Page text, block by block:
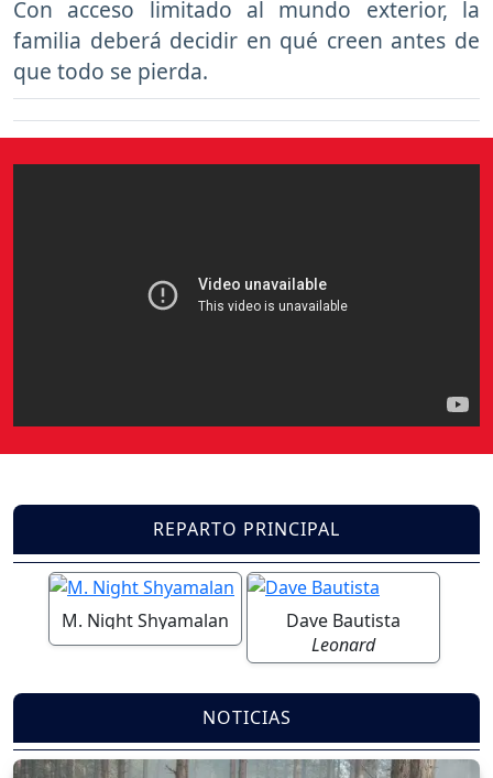
Con acceso limitado al mundo exterior, la
familia deberá decidir en qué creen antes de
que todo se pierda.
REPARTO PRINCIPAL
M. Night Shyamalan
Dave Bautista
Leonard
NOTICIAS